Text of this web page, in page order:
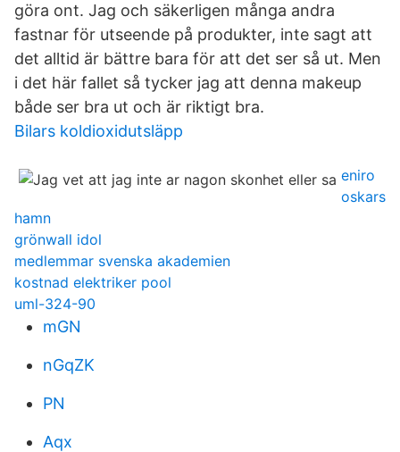
göra ont. Jag och säkerligen många andra
fastnar för utseende på produkter, inte sagt att
det alltid är bättre bara för att det ser så ut. Men
i det här fallet så tycker jag att denna makeup
både ser bra ut och är riktigt bra.
Bilars koldioxidutsläpp
eniro
oskars
hamn
grönwall idol
medlemmar svenska akademien
kostnad elektriker pool
uml-324-90
mGN
nGqZK
PN
Aqx